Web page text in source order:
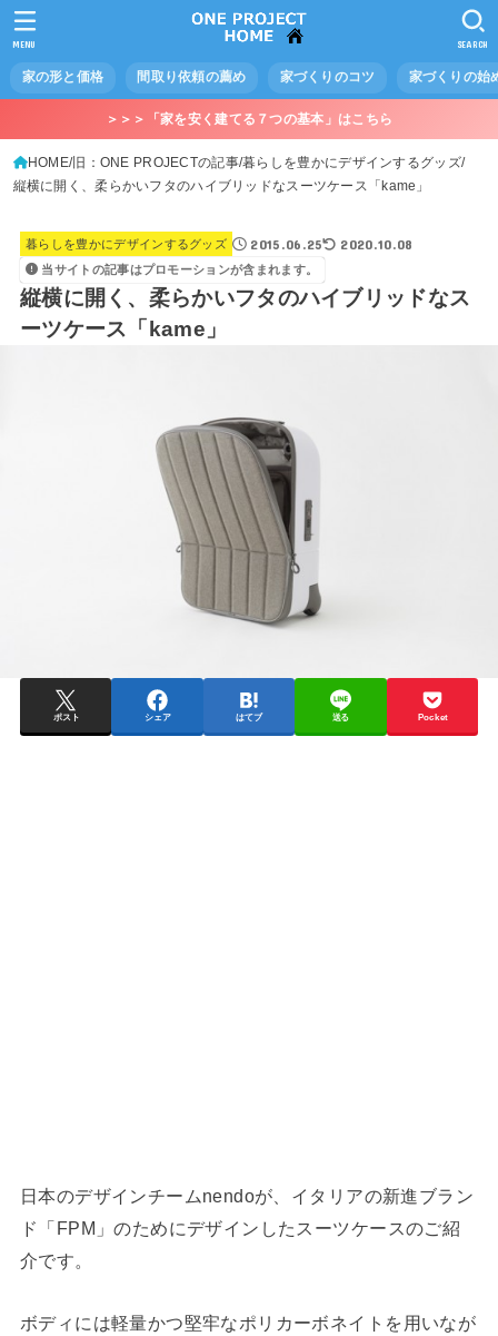
家の形と価格 間取り依頼の薦め 家づくりのコツ 家づくりの始
SEARCH
MENU
＞＞＞「家を安く建てる７つの基本」はこちら
HOME 旧：ONE PROJECTの記事 暮らしを豊かにデザインするグッズ
縦横に開く、柔らかいフタのハイブリッドなスーツケース「kame」
暮らしを豊かにデザインするグッズ 2015.06.25 2020.10.08
当サイトの記事はプロモーションが含まれます。
縦横に開く、柔らかいフタのハイブリッドなス
ーツケース「kame」
ポスト シェア はてブ 送る Pocket
日本のデザインチームnendoが、イタリアの新進ブラン
ド「FPM」のためにデザインしたスーツケースのご紹
介です。
ボディには軽量かつ堅牢なポリカーボネイトを用いなが